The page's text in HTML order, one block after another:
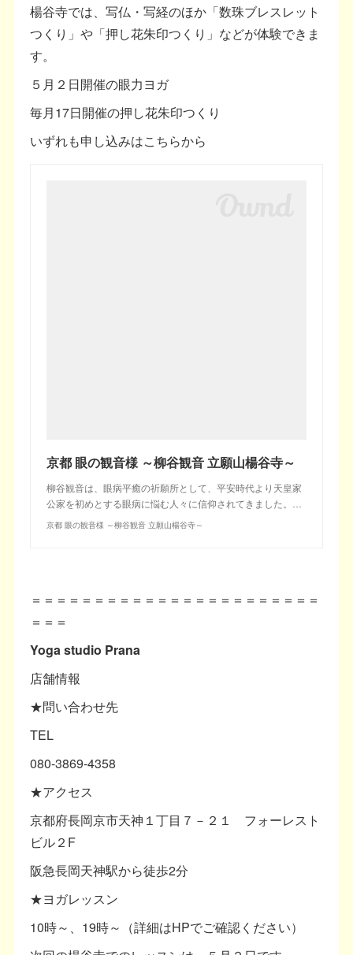
楊谷寺では、写仏・写経のほか「数珠ブレスレット
つくり」や「押し花朱印つくり」などが体験できま
す。
５月２日開催の眼力ヨガ
毎月17日開催の押し花朱印つくり
いずれも申し込みはこちらから
京都 眼の観音様 ～柳谷観音 立願山楊谷寺～
柳谷観音は、眼病平癒の祈願所として、平安時代より天皇家
公家を初めとする眼病に悩む人々に信仰されてきました。…
京都 眼の観音様 ～柳谷観音 立願山楊谷寺～
＝＝＝＝＝＝＝＝＝＝＝＝＝＝＝＝＝＝＝＝＝＝＝
＝＝＝
Yoga studio Prana
店舗情報
★問い合わせ先
TEL
080-3869-4358
★アクセス
京都府長岡京市天神１丁目７－２１ フォーレスト
ビル２F
阪急長岡天神駅から徒歩2分
★ヨガレッスン
10時～、19時～（詳細はHPでご確認ください）